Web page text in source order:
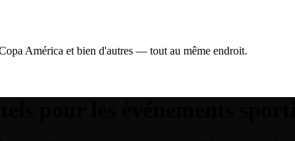
América et bien d'autres — tout au même endroit.